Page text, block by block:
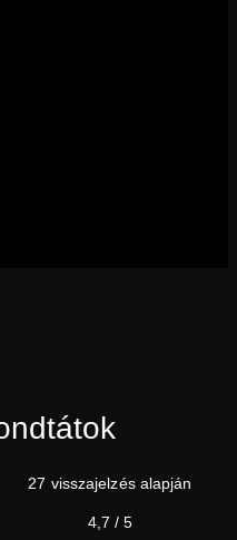
27 visszajelzés alapján
4,7 / 5